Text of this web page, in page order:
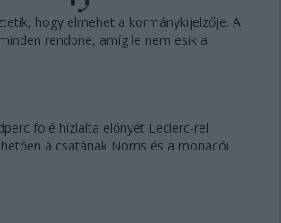
hogy elmehet a kormánykijelzője. A
rendbne, amíg le nem esik a
fölé hízlalta előnyét Leclerc-rel
a csatának Norris és a monacói